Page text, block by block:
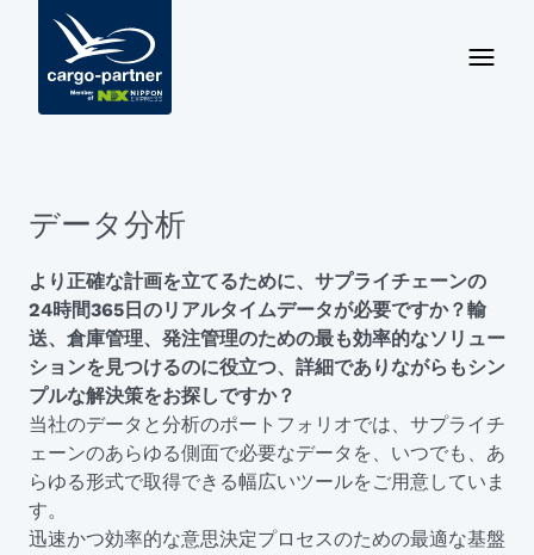
データ分析
より正確な計画を立てるために、サプライチェーンの
24時間365日のリアルタイムデータが必要ですか？輸
送、倉庫管理、発注管理のための最も効率的なソリュー
ションを見つけるのに役立つ、詳細でありながらもシン
プルな解決策をお探しですか？
当社のデータと分析のポートフォリオでは、サプライチ
ェーンのあらゆる側面で必要なデータを、いつでも、あ
らゆる形式で取得できる幅広いツールをご用意していま
す。
迅速かつ効率的な意思決定プロセスのための最適な基盤